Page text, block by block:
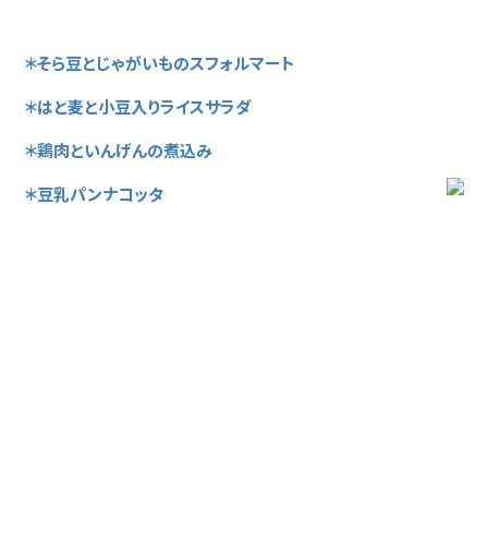
＊そら豆とじゃがいものスフォルマート
＊はと麦と小豆入りライスサラダ
＊鶏肉といんげんの煮込み
＊豆乳パンナコッタ